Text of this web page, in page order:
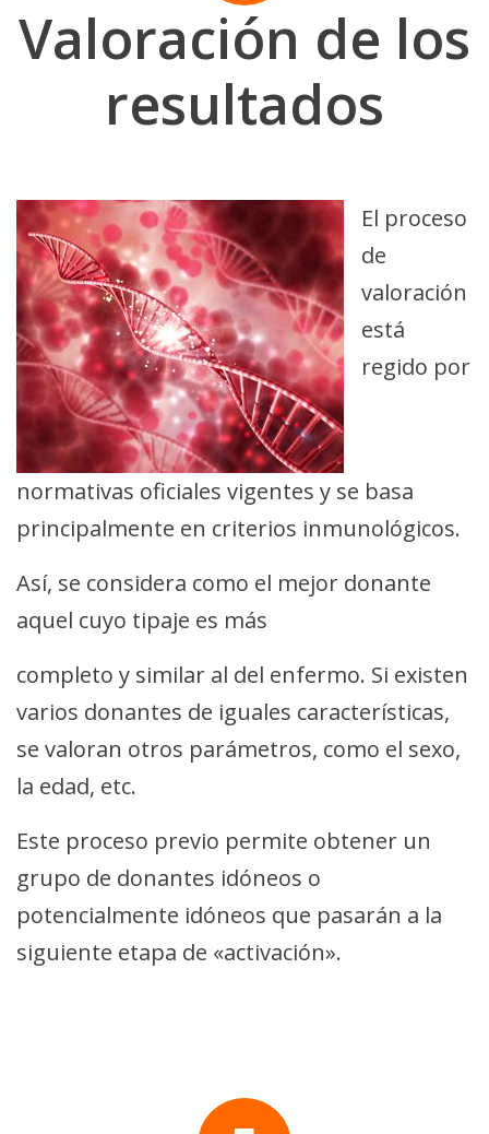
Valoración de los
resultados
El proceso
de
valoración
está
regido por
normativas oficiales vigentes y se basa
principalmente en criterios inmunológicos.
Así, se considera como el mejor donante
aquel cuyo tipaje es más
completo y similar al del enfermo. Si existen
varios donantes de iguales características,
se valoran otros parámetros, como el sexo,
la edad, etc.
Este proceso previo permite obtener un
grupo de donantes idóneos o
potencialmente idóneos que pasarán a la
siguiente etapa de «activación».